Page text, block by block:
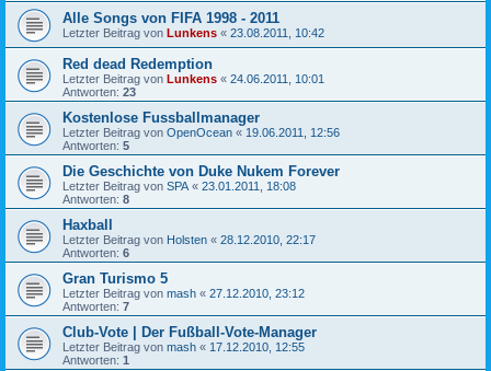
Alle Songs von FIFA 1998 - 2011
Letzter Beitrag von Lunkens « 23.08.2011, 10:42
Red dead Redemption
Letzter Beitrag von Lunkens « 24.06.2011, 10:01
Antworten: 23
Kostenlose Fussballmanager
Letzter Beitrag von OpenOcean « 19.06.2011, 12:56
Antworten: 5
Die Geschichte von Duke Nukem Forever
Letzter Beitrag von SPA « 23.01.2011, 18:08
Antworten: 8
Haxball
Letzter Beitrag von Holsten « 28.12.2010, 22:17
Antworten: 6
Gran Turismo 5
Letzter Beitrag von mash « 27.12.2010, 23:12
Antworten: 7
Club-Vote | Der Fußball-Vote-Manager
Letzter Beitrag von mash « 17.12.2010, 12:55
Antworten: 1